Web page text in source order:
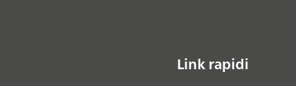
Link rapidi